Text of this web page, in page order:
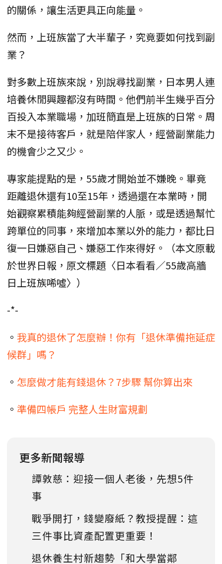
的關係，讓生活更具正向能量。
然而，上班族當了大半輩子，究竟要如何找到副
業？
對多數上班族來說，別說尋找副業，日本男人連
培養休閒興趣都沒有時間。他們前半生幾乎百分
百投入本業職場，加班簡直是上班族的日常。周
末不是接待客戶，就是陪伴家人，經營副業能力
的機會少之又少。
專家能提點的是，55歲才開始並不嫌晚。畢竟
距離退休還有10至15年，透過還在本業時，開
始觀察累積能夠經營副業的人脈，或是透過幫忙
跨單位的同事，來增加本業以外的能力，都比日
復一日嫌惡自己、嫌惡工作來得好。（本文原載
於世界日報，原文標題〈日本看看／55歲高牆
日上班族唏噓〉）
-*-
。 我真的退休了怎麼辦！你有「退休準備拖延症
候群」嗎？
。 怎麼做才能有錢退休？7步驟 幫你算出來
。 準備四帳戶 完整人生財富規劃
更多新聞報導
譚敦慈：迎接一個人老後，先想5件
事
戰爭開打，錢變廢紙？教授提醒：這
三件事比資產配置更重要！
退休養生村新趨勢「和大學當鄰